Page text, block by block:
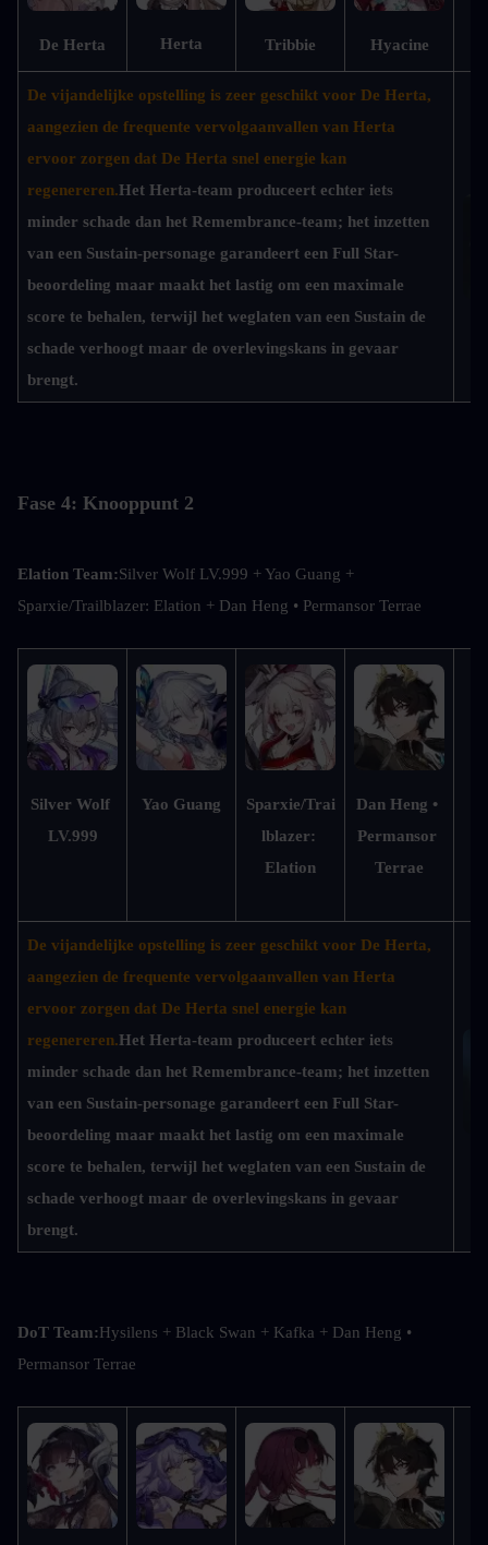
De Herta Herta Tribbie Hyacine
De vijandelijke opstelling is zeer geschikt voor De Herta,
aangezien de frequente vervolgaanvallen van Herta
ervoor zorgen dat De Herta snel energie kan
regenereren.Het Herta-team produceert echter iets
minder schade dan het Remembrance-team; het inzetten
van een Sustain-personage garandeert een Full Star-
beoordeling maar maakt het lastig om een maximale
score te behalen, terwijl het weglaten van een Sustain de
schade verhoogt maar de overlevingskans in gevaar
brengt.
Fase 4: Knooppunt 2
Elation Team:Silver Wolf LV.999 + Yao Guang +
Sparxie/Trailblazer: Elation + Dan Heng • Permansor Terrae
Silver Wolf
LV.999
Yao Guang
Sparxie/Trai
lblazer:
Elation
Dan Heng •
Permansor
Terrae
De vijandelijke opstelling is zeer geschikt voor De Herta,
aangezien de frequente vervolgaanvallen van Herta
ervoor zorgen dat De Herta snel energie kan
regenereren.Het Herta-team produceert echter iets
minder schade dan het Remembrance-team; het inzetten
van een Sustain-personage garandeert een Full Star-
beoordeling maar maakt het lastig om een maximale
score te behalen, terwijl het weglaten van een Sustain de
schade verhoogt maar de overlevingskans in gevaar
brengt.
DoT Team:Hysilens + Black Swan + Kafka + Dan Heng •
Permansor Terrae